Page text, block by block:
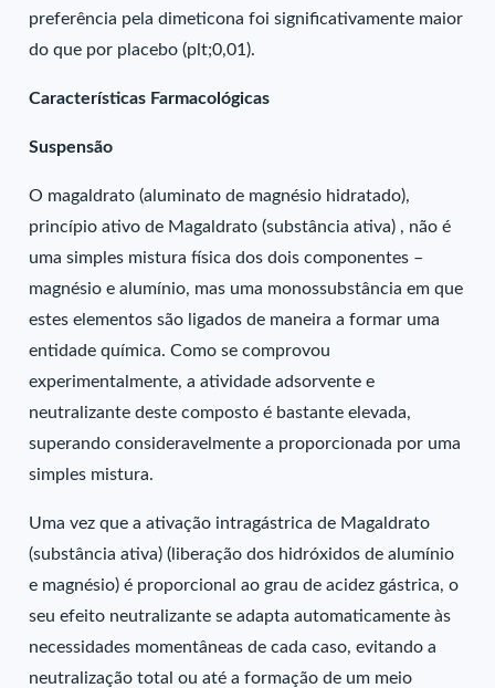
preferência pela dimeticona foi significativamente maior
do que por placebo (plt;0,01).
Características Farmacológicas
Suspensão
O magaldrato (aluminato de magnésio hidratado),
princípio ativo de Magaldrato (substância ativa) , não é
uma simples mistura física dos dois componentes –
magnésio e alumínio, mas uma monossubstância em que
estes elementos são ligados de maneira a formar uma
entidade química. Como se comprovou
experimentalmente, a atividade adsorvente e
neutralizante deste composto é bastante elevada,
superando consideravelmente a proporcionada por uma
simples mistura.
Uma vez que a ativação intragástrica de Magaldrato
(substância ativa) (liberação dos hidróxidos de alumínio
e magnésio) é proporcional ao grau de acidez gástrica, o
seu efeito neutralizante se adapta automaticamente às
necessidades momentâneas de cada caso, evitando a
neutralização total ou até a formação de um meio